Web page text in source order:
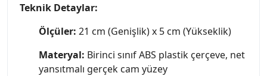
Teknik Detaylar:
Ölçüler: 21 cm (Genişlik) x 5 cm (Yükseklik)
Materyal: Birinci sınıf ABS plastik çerçeve, net
yansıtmalı gerçek cam yüzey